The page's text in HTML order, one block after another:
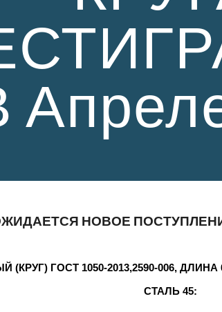
НОВОЕ
ГОСТ 1050-2013,2590-006, ДЛИНА